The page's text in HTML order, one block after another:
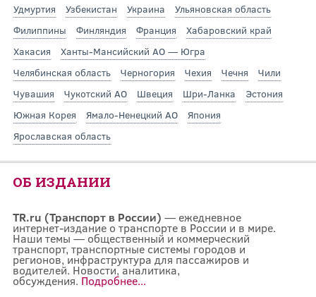
Удмуртия
Узбекистан Украина
Ульяновская область
Филиппины
Финляндия Франция
Хабаровский край
Хакасия
Ханты-Мансийский АО — Югра
Челябинская область
Черногория Чехия Чечня
Чили
Чувашия
Чукотский АО Швеция Шри-Ланка
Эстония
Южная Корея
Ямало-Ненецкий АО
Япония
Ярославская область
ОБ ИЗДАНИИ
TR.ru (Транспорт в России) — ежедневное
интернет-издание о транспорте в России и в мире.
Наши темы — общественный и коммерческий
транспорт, транспортные системы городов и
регионов, инфраструктура для пассажиров и
водителей. Новости, аналитика,
обсуждения. Подробнее...